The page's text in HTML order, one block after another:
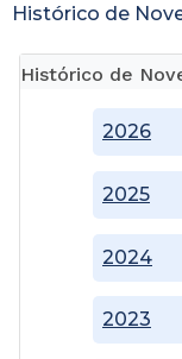
Histórico de
Histórico de
2023
2024
2025
2026